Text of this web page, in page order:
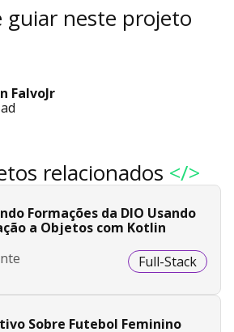
guiar neste projeto
FalvoJr
relacionados </>
Formações da DIO Usando
a Objetos com Kotlin
Full-Stack
Sobre Futebol Feminino